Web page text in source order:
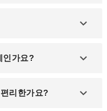
인가요?
이 온화하고 관광
리한가요?